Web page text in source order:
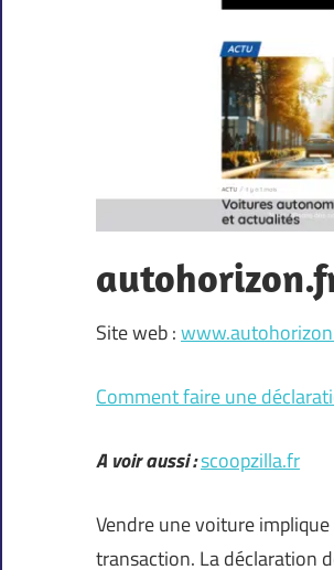
Site web :
Comment faire une
A voir aussi :scoopzilla.fr
Vendre une voiture
transaction. La déclaration